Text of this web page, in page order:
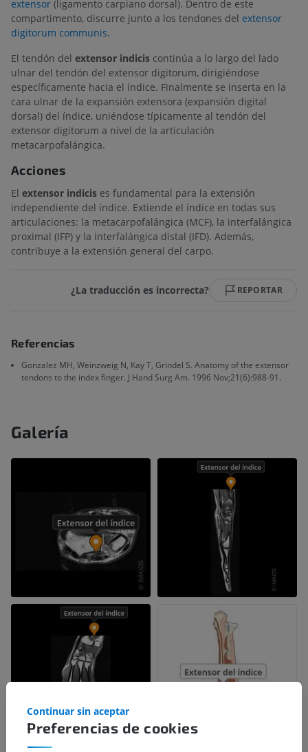
extensor (ligamento carpiano dorsal). Dentro de este
compartimento, discurre junto a los tendones del extensor
digitorum communis.
El tendón del extensor indicis continúa a lo largo del lado
ulnar del tendón del extensor digitorum, dirigiéndose
específicamente hacia el índice. Finalmente se inserta en la
cara ulnar de la expansión extensora (expansión digital
dorsal) del índice, uniéndose típicamente al tendón del
extensor digitorum a nivel de la articulación
metacarpofalángica.
Acciones
El extensor indicis es fundamental para la extensión
independiente del índice. Extiende el índice en todas sus
articulaciones: la metacarpofalángica (MCF), la interfalángica
proximal (IFP) y la interfalángica distal (IFD). Además,
contribuye a la extensión general del carpo.
¿La traducción es incorrecta? REPORTAR
Referencias
Gonzalez MH, Weinzweig N, Kay T, Grindel S. Anatomy of the extensor
tendons to the index finger. J Hand Surg Am. 1996 Nov;21(6):988-91.
Galería
Preferencias de cookies
Continuar sin aceptar